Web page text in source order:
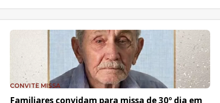
CONVITE MISSA
Familiares convidam para missa de 30º dia em